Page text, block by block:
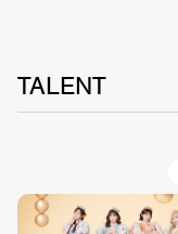
TALENT